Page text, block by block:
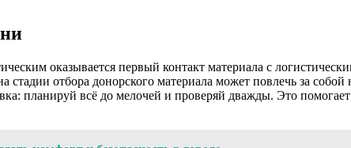
оказывается первый контакт материала с
отбора донорского материала может повлечь за собой
планируй всё до мелочей и проверяй дважды. Это помогает